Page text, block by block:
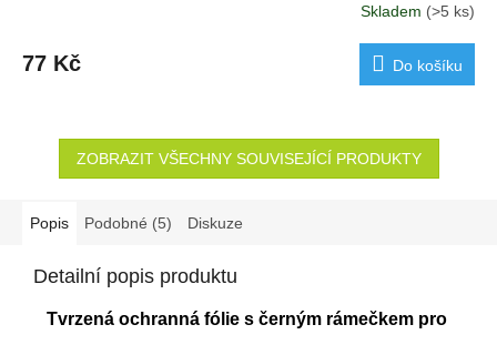
Skladem (>5 ks)
77 Kč Do košíku
ZOBRAZIT VŠECHNY SOUVISEJÍCÍ PRODUKTY
Popis Podobné (5) Diskuze
Detailní popis produktu
Tvrzená ochranná fólie s černým rámečkem pro